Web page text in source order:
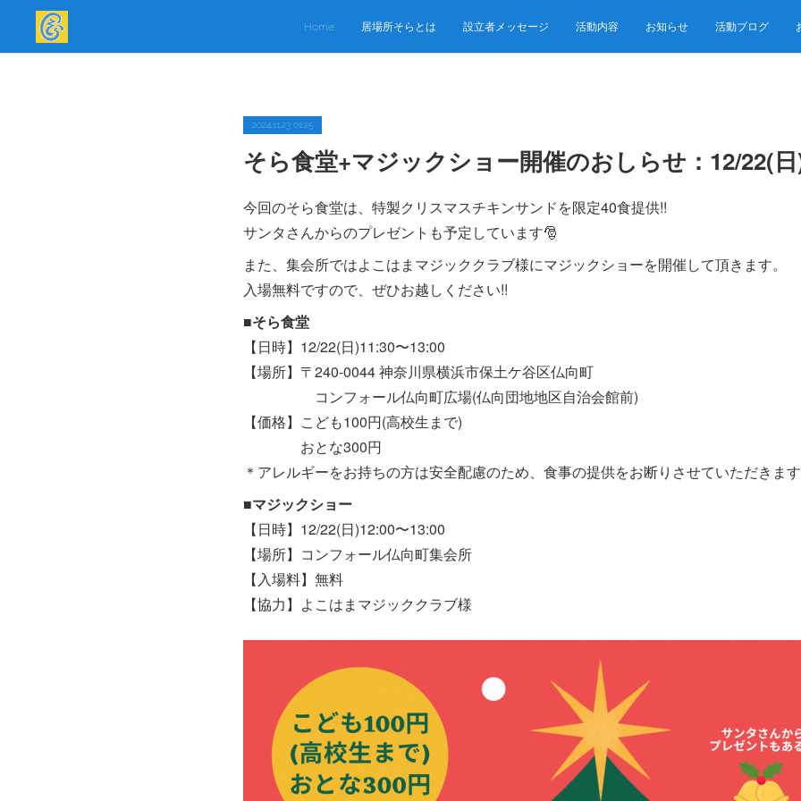
Home 居場所そらとは 設立者メッセージ 活動内容 お知らせ 活動ブログ
2024.11.23 01:25
そら食堂+マジックショー開催のおしらせ：12/22(
今回のそら食堂は、特製クリスマスチキンサンドを限定40食提供!!
サンタさんからのプレゼントも予定しています🎅
また、集会所ではよこはまマジッククラブ様にマジックショーを開催して頂きます。
入場無料ですので、ぜひお越しください!!
■そら食堂
【日時】12/22(日)11:30〜13:00
【場所】〒240-0044 神奈川県横浜市保土ケ谷区仏向町
コンフォール仏向町広場(仏向団地地区自治会館前)
【価格】こども100円(高校生まで)
おとな300円
＊アレルギーをお持ちの方は安全配慮のため、食事の提供をお断りさせていただきま
■マジックショー
【日時】12/22(日)12:00〜13:00
【場所】コンフォール仏向町集会所
【入場料】無料
【協力】よこはまマジッククラブ様